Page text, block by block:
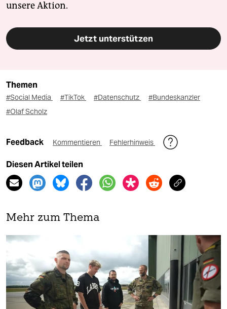
unsere Aktion.
Jetzt unterstützen
Themen
#Social Media #TikTok #Datenschutz
#Bundeskanzler
#Olaf Scholz
Feedback Kommentieren Fehlerhinweis
Diesen Artikel teilen
Mehr zum Thema